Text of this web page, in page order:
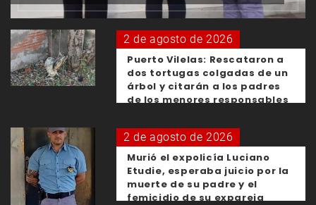
2 de agosto de 2026
Puerto Vilelas: Rescataron a
dos tortugas colgadas de un
árbol y citarán a los padres
de los menores responsables
2 de agosto de 2026
Murió el expolicía Luciano
Etudie, esperaba juicio por la
muerte de su padre y el
femicidio de su expareja